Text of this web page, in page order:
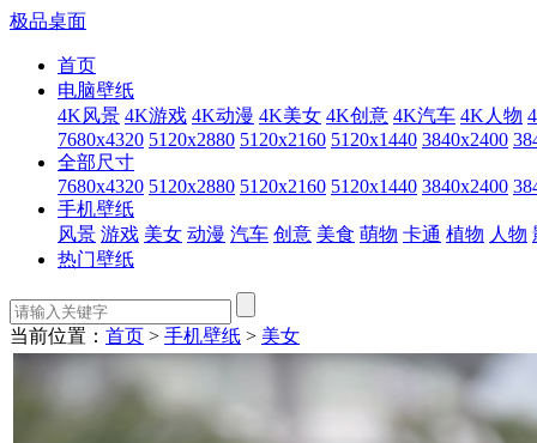
极品桌面
首页
电脑壁纸
4K风景 4K游戏 4K动漫 4K美女 4K创意 4K汽车 4K人物
7680x4320 5120x2880 5120x2160 5120x1440 3840x2400
全部尺寸
7680x4320 5120x2880 5120x2160 5120x1440 3840x2400
手机壁纸
风景 游戏 美女 动漫 汽车 创意 美食 萌物 卡通 植物 人物
热门壁纸
当前位置： 首页 > 手机壁纸 > 美女